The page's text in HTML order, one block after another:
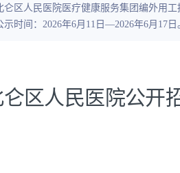
仑区人民医院医疗健康服务集团编外用
示时间：2026年6月11日—2026年6月17
区人民医院公开